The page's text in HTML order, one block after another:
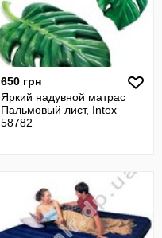
650 грн
Яркий надувной матрас
Пальмовый лист, Intex
58782